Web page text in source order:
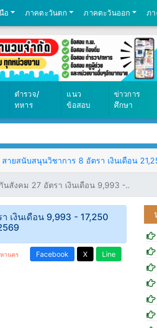
อ ภาคตะวันตก ภาคตะวันออก ภ
ตำรวจ/
ทหาร
แนว
ข้อสอบ
ข่าวการ
ศึกษา
ยสนับสนุนวิชาการ 8 อัตรา เงินเดือน
สังคม 27 อัตรา เงินเดือน 9,993 -..
เงินเดือน 9,993 - 17,250
านคร Facebook X Line